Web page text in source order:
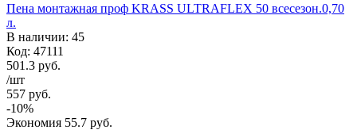
Пена монтажная проф KRASS ULTRAFLEX 50 всесезон.0,70
л.
В наличии: 45
Код: 47111
501.3 руб.
/шт
557 руб.
-10%
Экономия 55.7 руб.